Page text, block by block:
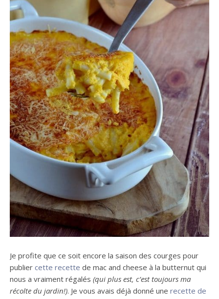
Je profite que ce soit encore la saison des courges pour
publier cette recette de mac and cheese à la butternut qui
nous a vraiment régalés (qui plus est, c’est toujours ma
récolte du jardin!). Je vous avais déjà donné une recette de